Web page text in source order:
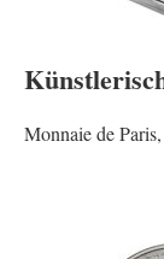
Monnaie de